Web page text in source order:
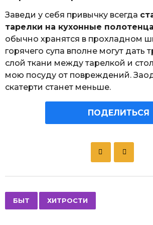
Заведи у себя привычку всегда
тарелки на кухонные полотенца
обычно хранятся в прохладном
горячего супа вполне могут дать
слой ткани между тарелкой и
мою посуду от повреждений.
скатерти станет меньше.
ПОДЕЛИТЬСЯ
a
БЫТ ХИТРОСТИ